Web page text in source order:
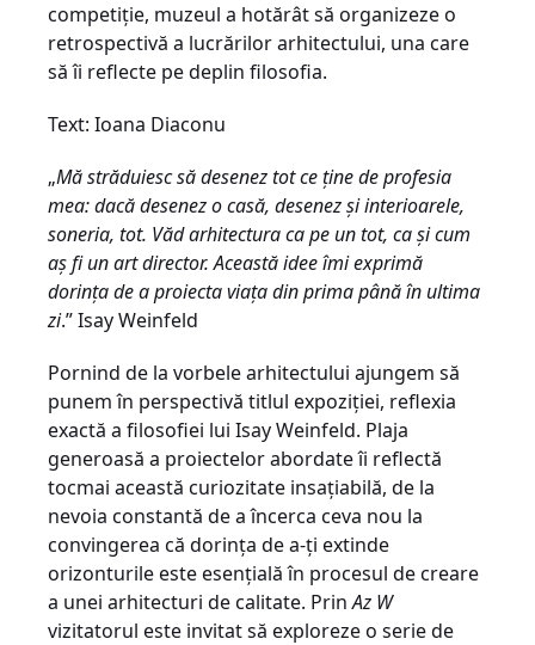
competiție, muzeul a hotărât să organizeze o
retrospectivă a lucrărilor arhitectului, una care
să îi reflecte pe deplin filosofia.
Text: Ioana Diaconu
„Mă străduiesc să desenez tot ce ține de profesia
mea: dacă desenez o casă, desenez și interioarele,
soneria, tot. Văd arhitectura ca pe un tot, ca și cum
aș fi un art director. Această idee îmi exprimă
dorința de a proiecta viața din prima până în ultima
zi.” Isay Weinfeld
Pornind de la vorbele arhitectului ajungem să
punem în perspectivă titlul expoziției, reflexia
exactă a filosofiei lui Isay Weinfeld. Plaja
generoasă a proiectelor abordate îi reflectă
tocmai această curiozitate insațiabilă, de la
nevoia constantă de a încerca ceva nou la
convingerea că dorința de a-ți extinde
orizonturile este esențială în procesul de creare
a unei arhitecturi de calitate. PrinAz W
vizitatorul este invitat să exploreze o serie de